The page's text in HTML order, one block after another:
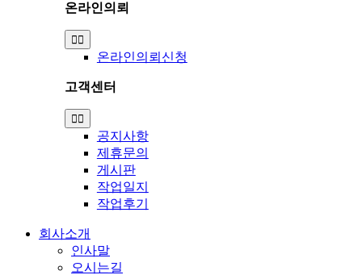
온라인의뢰
Toggle
Navigation
온라인의뢰신청
고객센터
Toggle
Navigation
공지사항
제휴문의
게시판
작업일지
작업후기
회사소개
인사말
오시는길